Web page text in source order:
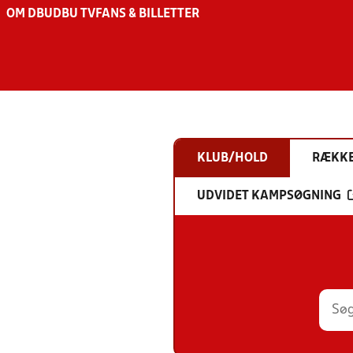
OM DBU DBU TV FANS & BILLETTER
KLUB/HOLD
UDVIDET KAMPSØGNING